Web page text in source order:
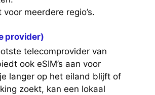
voor meerdere regio’s.
provider)
telecomprovider van
ook eSIM’s aan voor
langer op het eiland blijft of
zoekt, kan een lokaal